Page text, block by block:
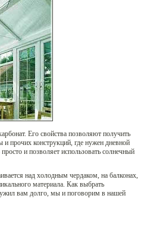
Его свойства позволяют получить
прочих конструкций, где нужен дневной
и позволяет использовать солнечный
над холодным чердаком, на балконах,
материала. Как выбрать
вам долго, мы и поговорим в нашей